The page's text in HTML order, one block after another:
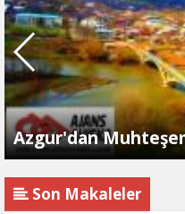
Azgur'dan
Son Makaleler